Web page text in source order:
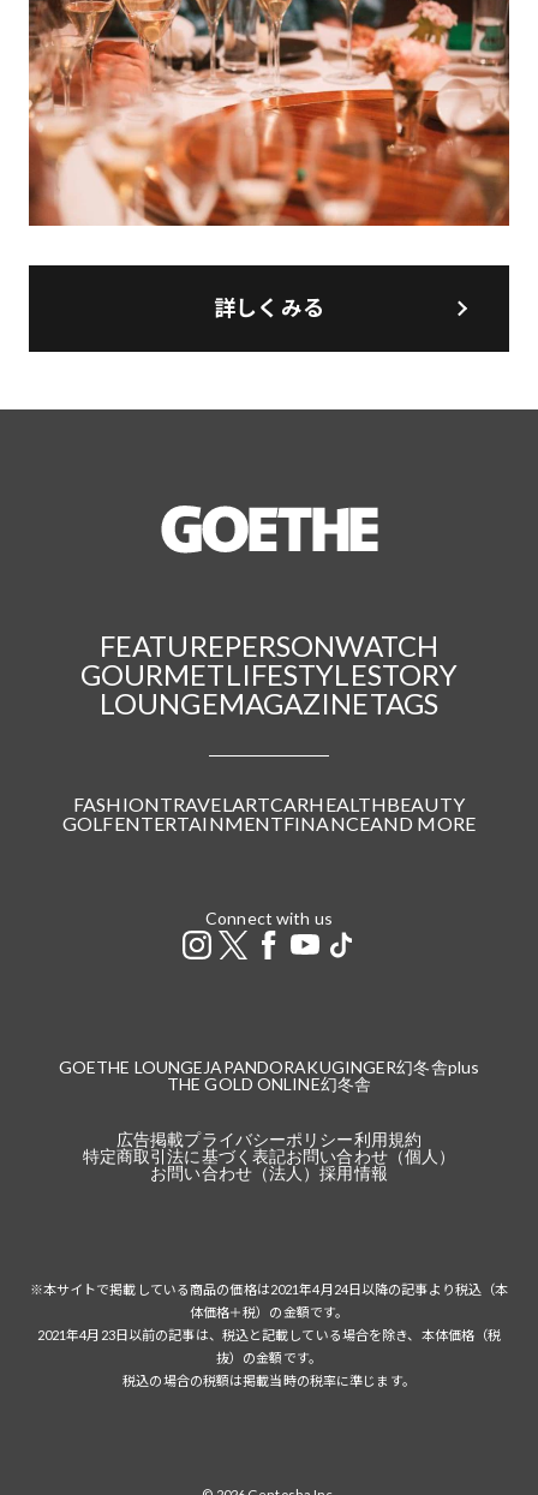
詳しくみる
FEATUREPERSONWATCH
GOURMETLIFESTYLESTORY
LOUNGEMAGAZINETAGS
FASHIONTRAVELARTCARHEALTHBEAUTY
GOLFENTERTAINMENTFINANCEAND MORE
Connect with us
GOETHE LOUNGE JAPANDORAKUGINGER幻冬舎plus
THE GOLD ONLINE幻冬舎
広告掲載プライバシーポリシー利用規約
特定商取引法に基づく表記お問い合わせ（個人）
お問い合わせ（法人）採用情報
※本サイトで掲載している商品の価格は2021年4月24日以降の記事より税込（本
体価格＋税）の金額です。
2021年4月23日以前の記事は、税込と記載している場合を除き、本体価格（税
抜）の金額です。
税込の場合の税額は掲載当時の税率に準じます。